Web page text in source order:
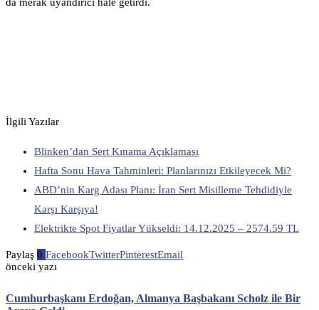
İlgili Yazılar
Blinken’dan Sert Kınama Açıklaması
Hafta Sonu Hava Tahminleri: Planlarınızı Etkileyecek Mi?
ABD’nin Karg Adası Planı: İran Sert Misilleme Tehdidiyle
Karşı Karşıya!
Elektrikte Spot Fiyatlar Yükseldi: 14.12.2025 – 2574.59 TL
Paylaş 0 FacebookTwitterPinterestEmail
önceki yazı
Cumhurbaşkanı Erdoğan, Almanya Başbakanı Scholz ile Bir